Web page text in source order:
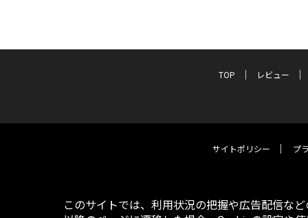
TOP レビュー
サイトポリシー プ
このサイトでは、利用状況の把握や広告配信な